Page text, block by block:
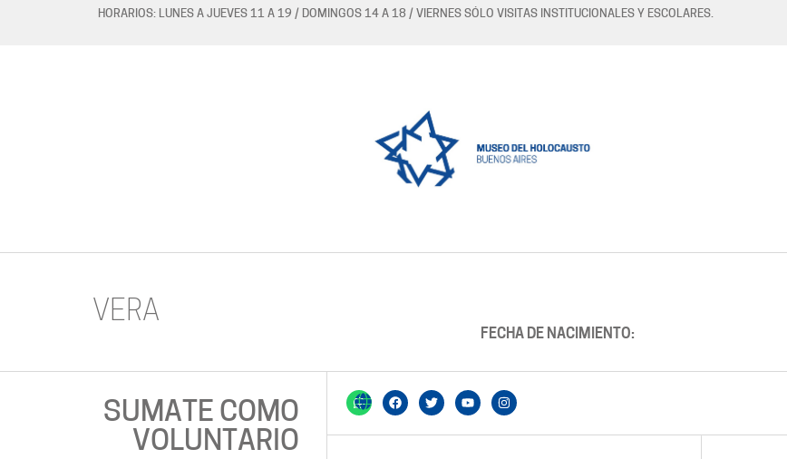
HORARIOS: LUNES A JUEVES 11 A 19 / DOMINGOS 14 A 18 / VIERNES SÓLO VISITAS INSTITUCIONALES Y ESCOLARES.
VERA
FECHA DE NACIMIENTO:
SUMATE COMO
VOLUNTARIO